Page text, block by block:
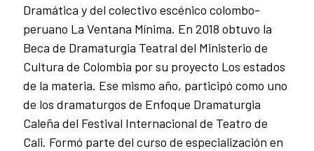
Dramática y del colectivo escénico colombo-
peruano La Ventana Mínima. En 2018 obtuvo la
Beca de Dramaturgia Teatral del Ministerio de
Cultura de Colombia por su proyecto Los estados
de la materia. Ese mismo año, participó como uno
de los dramaturgos de Enfoque Dramaturgia
Caleña del Festival Internacional de Teatro de
Cali. Formó parte del curso de especialización en